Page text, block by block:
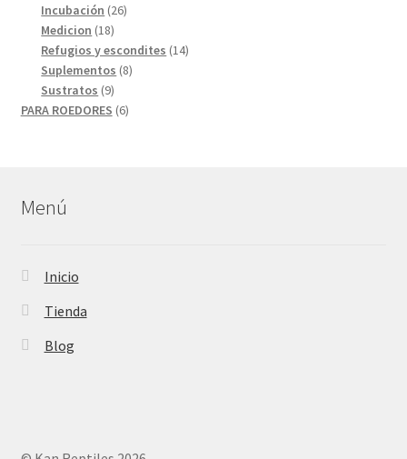
Incubación 2626
Medicion 1818
productos
Refugios y escondites 1414
Suplementos 88
Sustratos 99
productos
PARA ROEDORES 66
Menú
Inicio
Tienda
Blog